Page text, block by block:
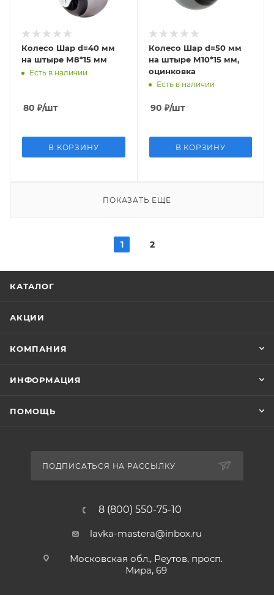
Колесо Шар d=40 мм
на штыре М8*15 мм
Есть в наличии
80 ₽/шт
В КОРЗИНУ
Колесо Шар d=50 мм
на штыре М10*15 мм,
оцинковка
Есть в наличии
90 ₽/шт
В КОРЗИНУ
ПОКАЗАТЬ ЕЩЕ
1 2
КАТАЛОГ
АКЦИИ
КОМПАНИЯ
ИНФОРМАЦИЯ
ПОМОЩЬ
ПОДПИСАТЬСЯ НА РАССЫЛКУ
8 (800) 550-75-10
lavka-mastera@inbox.ru
Московская обл., Реутов, просп.
Мира, 69